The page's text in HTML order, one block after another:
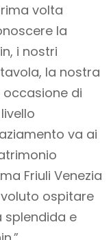
volta
la
i nostri
la nostra
occasione di
va ai
Friuli Venezia
ospitare
splendida e